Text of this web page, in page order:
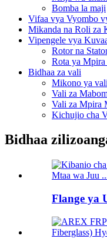
Bomba la maji
Vifaa vya Vyombo
Mikanda na Roli za
Vipengele vya
Rotor na
Rota ya Mpira
Bidhaa za vali
Mikono ya
Vali za
Vali za Mpira
Kichujio cha
Bidhaa
Flange ya